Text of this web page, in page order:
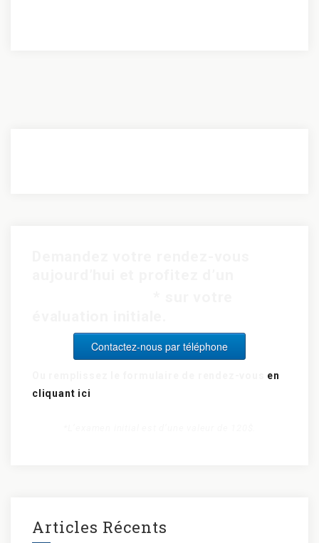
Contactez-nous par téléphone
en
cliquant ici
Articles Récents